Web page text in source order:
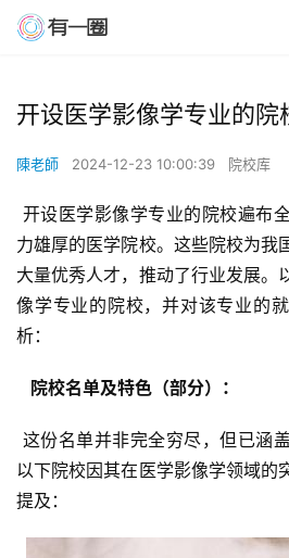
开设医学影像学专业的院
陳老師 2024-12-23 10:00:39 院校库
力雄厚的医学院校。这些院校为我
大量优秀人才，推动了行业发展。
像学专业的院校，并对该专业的
析：
  院校名单及特色（部分）：
以下院校因其在医学影像学领域的
提及：